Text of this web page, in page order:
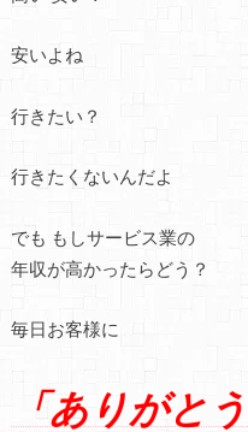
安いよね
行きたい？
行きたくないんだよ
でも もしサービス業の
年収が高かったらどう？
毎日お客様に
「ありがとう